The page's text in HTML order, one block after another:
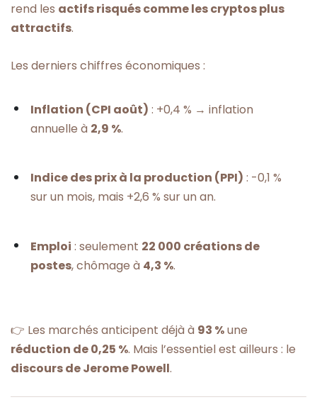
rend les actifs risqués comme les cryptos plus
attractifs.
Les derniers chiffres économiques :
Inflation (CPI août) : +0,4 % → inflation
annuelle à 2,9 %.
Indice des prix à la production (PPI) : -0,1 %
sur un mois, mais +2,6 % sur un an.
Emploi : seulement 22 000 créations de
postes, chômage à 4,3 %.
👉 Les marchés anticipent déjà à 93 %une
réduction de 0,25 %. Mais l’essentiel est ailleurs : le
discours de Jerome Powell.